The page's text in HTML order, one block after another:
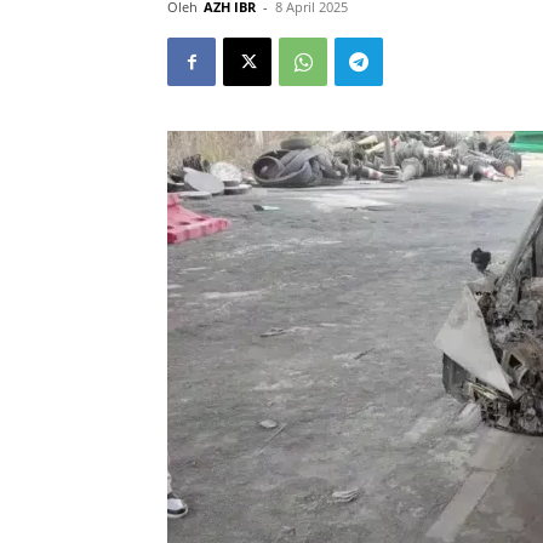
Oleh AZH IBR - 8 April 2025